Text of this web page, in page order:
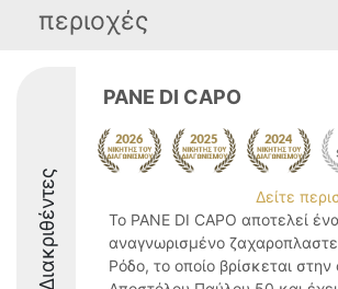
περιοχές
Διακριθέντες
PANE DI CAPO
Δείτε
Το PANE DI CAPO αποτελεί ένα
αναγνωρισμένο
Ρόδο, το οποίο βρίσκεται στην